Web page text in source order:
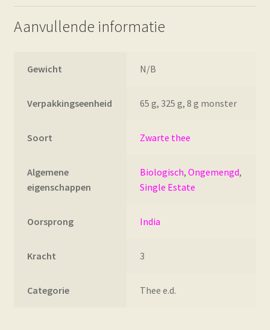
Aanvullende informatie
Gewicht N/B
Verpakkingseenheid 65 g, 325 g, 8 g monster
Soort Zwarte thee
Algemene
eigenschappen
Biologisch,Ongemengd,
Single Estate
Oorsprong India
Kracht 3
Categorie Thee e.d.